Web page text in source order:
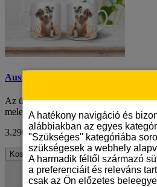
Ausztrál juhászkutya mintás
Az ünnepek varázslatos időszakát
melegségében tölteni, egy forró itallal
3.290 FtÁFA nélkül: 2.591 Ft
Kosárba
A hatékony navigáció és
alábbiakban az egyes
"Szükséges" kategóriába
szükségesek a webhely
A harmadik féltől származó
a preferenciáit és releváns
csak az Ön előzetes